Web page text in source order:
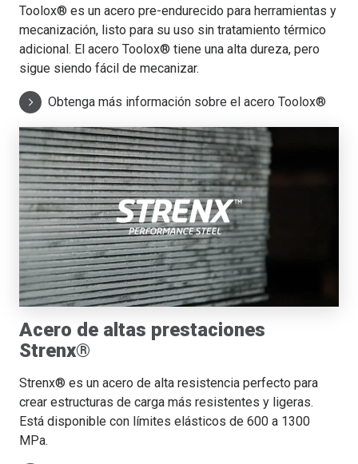
Toolox® es un acero pre-endurecido para herramientas y
mecanización, listo para su uso sin tratamiento térmico
adicional. El acero Toolox® tiene una alta dureza, pero
sigue siendo fácil de mecanizar.
Obtenga más información sobre el acero Toolox®
Acero de altas prestaciones
Strenx®
Strenx® es un acero de alta resistencia perfecto para
crear estructuras de carga más resistentes y ligeras.
Está disponible con límites elásticos de 600 a 1300
MPa.